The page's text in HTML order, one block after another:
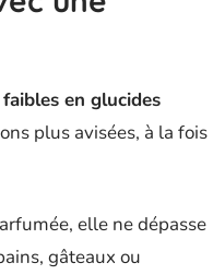
en glucides
plus avisées, à la fois
elle ne dépasse
gâteaux ou